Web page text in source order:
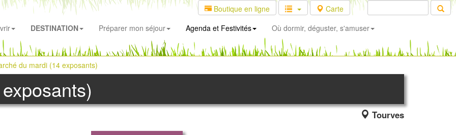
Boutique en ligne
Carte
DESTINATION Préparer mon séjour Agenda et Festivités Où dormir, déguster, s'amuser
du mardi (14 exposants)
Tourves